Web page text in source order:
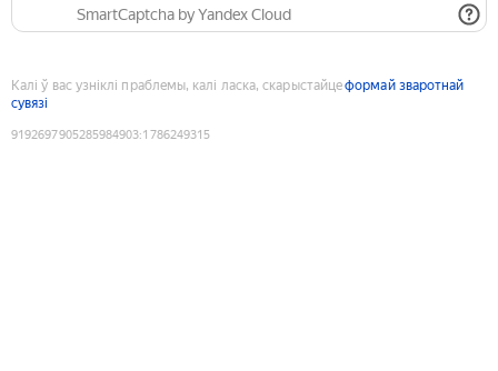
SmartCaptcha by Yandex Cloud
Калі ў вас узніклі праблемы, калі ласка, скарыстайцеформай зваротнай
сувязі
9192697905285984903:1786249315